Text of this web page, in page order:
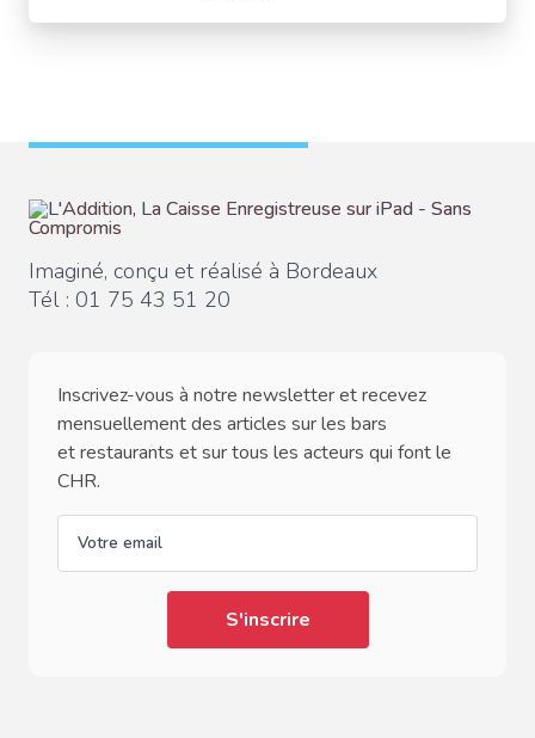
Imaginé, conçu et réalisé à Bordeaux
Tél : 01 75 43 51 20
Inscrivez-vous à notre newsletter et recevez
mensuellement des articles sur les bars
et restaurants et sur tous les acteurs qui font le
CHR.